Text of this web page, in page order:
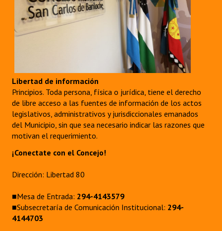
Libertad de información
Principios. Toda persona, física o jurídica, tiene el derecho
de libre acceso a las fuentes de información de los actos
legislativos, administrativos y jurisdiccionales emanados
del Municipio, sin que sea necesario indicar las razones que
motivan el requerimiento.
¡Conectate con el Concejo!
Dirección: Libertad 80
■Mesa de Entrada: 294-4143579
■Subsecretaría de Comunicación Institucional: 294-
4144703